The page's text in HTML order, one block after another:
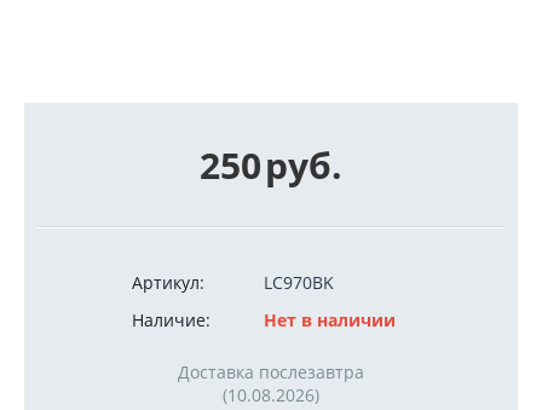
250руб.
Артикул:
LC970BK
Наличие:
Нет в наличии
Доставка послезавтра
(10.08.2026)